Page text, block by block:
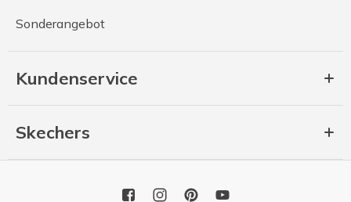
Sonderangebot
Kundenservice
Skechers